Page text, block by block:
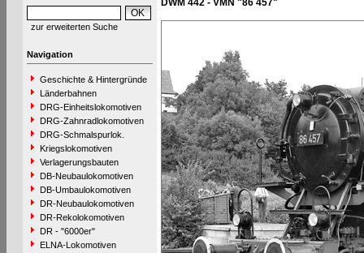
zur erweiterten Suche
Navigation
Geschichte & Hintergründe
Länderbahnen
DRG-Einheitslokomotiven
DRG-Zahnradlokomotiven
DRG-Schmalspurlok.
Kriegslokomotiven
Verlagerungsbauten
DB-Neubaulokomotiven
DB-Umbaulokomotiven
DR-Neubaulokomotiven
DR-Rekolokomotiven
DR - "6000er"
ELNA-Lokomotiven
DWM 442 - VMN "86 457"